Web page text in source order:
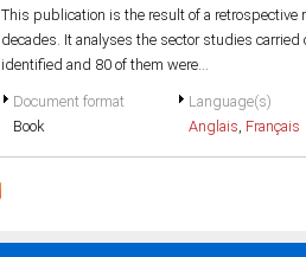
This publication is the result of a retrospective
decades. It analyses the sector studies
identified and 80 of them were...
Document format
Book
Language(s)
Anglais, Français